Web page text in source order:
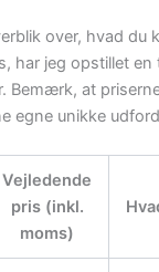
over, hvad du
har jeg opstillet
Bemærk, at
egne unikke
Vejledende
pris (inkl.
moms)